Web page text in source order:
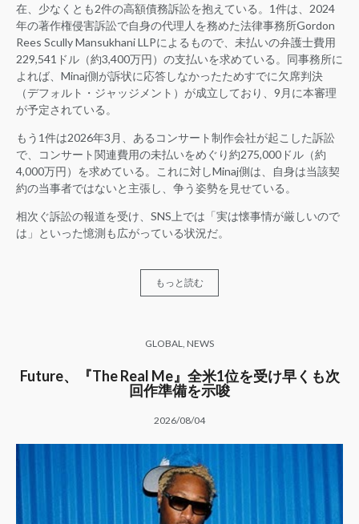
在、少なくとも2件の高額債務訴訟を抱えている。1件は、2024
年の著作権侵害訴訟で自身の代理人を務めた法律事務所Gordon
Rees Scully Mansukhani LLPによるもので、未払いの弁護士費用
229,541ドル（約3,400万円）の支払いを求めている。同事務所に
よれば、Minaj側が訴状に応答しなかったためすでに欠席判決
（デフォルト・ジャッジメント）が成立しており、9月に本審理
が予定されている。
もう1件は2026年3月、あるコンサート制作会社が起こした訴訟
で、コンサート関連費用の未払いをめぐり約275,000ドル（約
4,000万円）を求めている。これに対しMinaj側は、自身は当該契
約の当事者ではないと主張し、争う姿勢を見せている。
相次ぐ訴訟の報道を受け、SNS上では「実は懐事情が厳しいので
は」といった憶測も広がっている状況だ。
もっと読む
GLOBAL NEWS
Future、『The Real Me』全米1位を受け早くも次
回作準備を示唆
2026/08/04